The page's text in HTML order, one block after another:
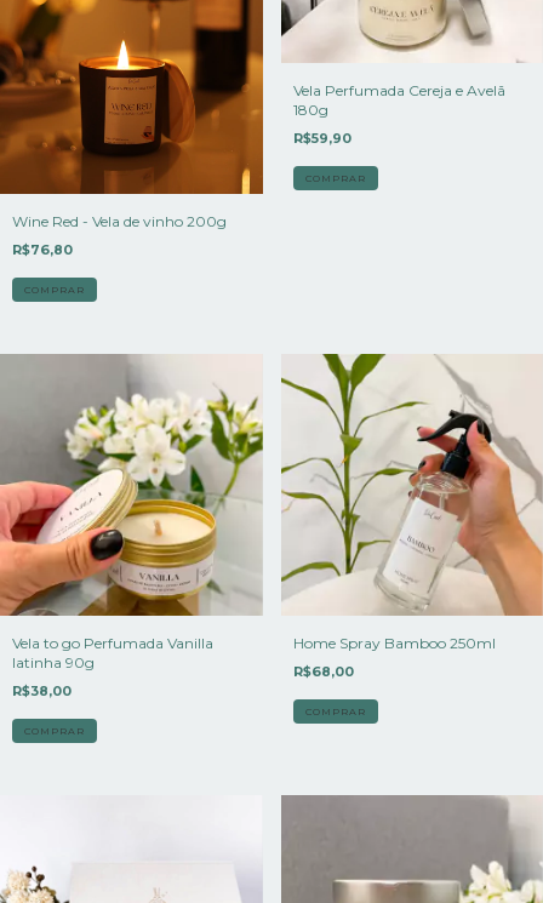
Wine Red - Vela de vinho 200g
R$76,80
Vela Perfumada Cereja e Avelã
180g
R$59,90
Vela to go Perfumada Vanilla
latinha 90g
R$38,00
Home Spray Bamboo 250ml
R$68,00